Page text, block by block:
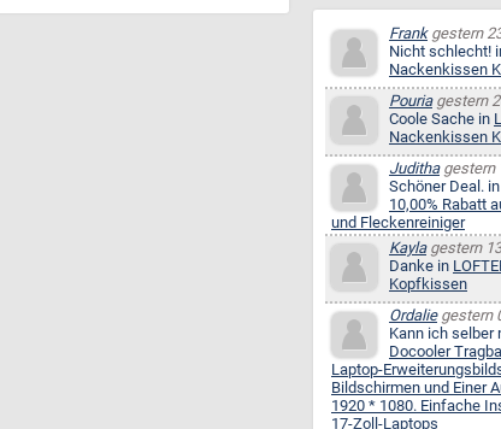
Frankgestern
Nicht schlecht!
Nackenkissen
Pouriagestern
Coole Sache in
Nackenkissen
Judithagestern
Schöner Deal. in
10,00% Rabatt
und Fleckenreiniger
Kaylagestern
Danke in
Kopfkissen
Ordaliegestern
Kann ich selber
Docooler
Laptop-
Bildschirmen und Einer
1920 * 1080. Einfache
17-Zoll-Laptops